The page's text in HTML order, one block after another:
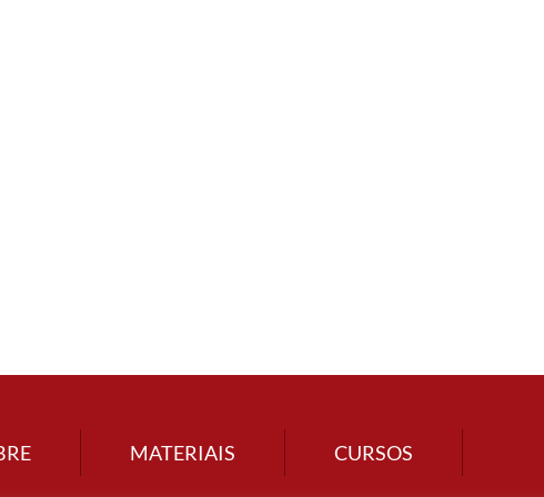
MATERIAIS CURSOS